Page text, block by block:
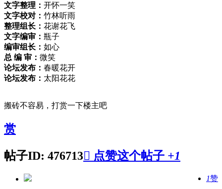
文字整理： 开怀一笑
文字校对： 竹林听雨
整理组长： 花谢花飞
文字编审： 瓶子
编审组长： 如心
总 编 审 ： 微笑
论坛发布： 春暖花开
论坛发布： 太阳花花
搬砖不容易，打赏一下楼主吧
赏
帖子ID: 476713 点赞这个帖子 +1
1赞